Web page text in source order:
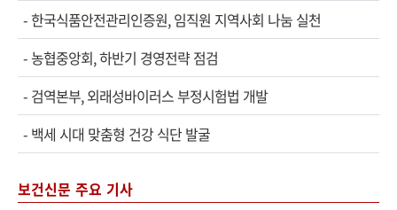
- 한국식품안전관리인증원, 임직원 지역사회 나눔 실천
-농협중앙회, 하반기 경영전략 점검
- 검역본부, 외래성바이러스 부정시험법 개발
- 백세 시대 맞춤형 건강 식단 발굴
보건신문 주요 기사